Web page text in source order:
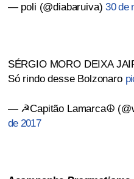
— poli (@diabaruiva)30 de
SÉRGIO MORO DEIXA
Só rindo desse Bolzonaro
— ☭Capitão Lamarca☮️
de 2017